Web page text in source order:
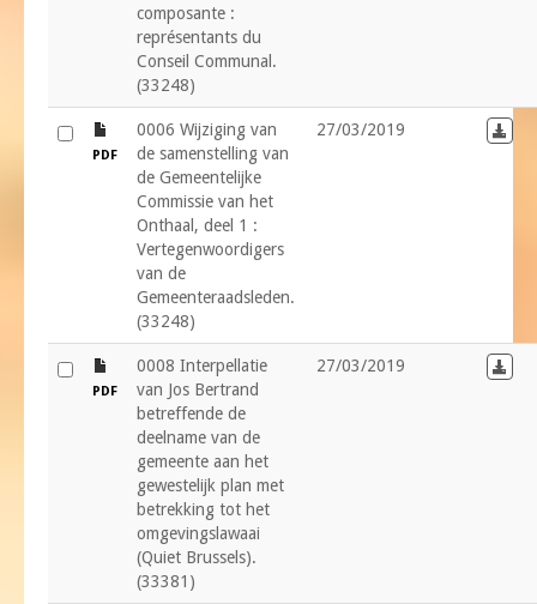
composante :
représentants du
Conseil Communal.
(33248)
PDF
0006 Wijziging van
de samenstelling van
de Gemeentelijke
Commissie van het
Onthaal, deel 1 :
Vertegenwoordigers
van de
Gemeenteraadsleden.
(33248)
27/03/2019
PDF
0008 Interpellatie
van Jos Bertrand
betreffende de
deelname van de
gemeente aan het
gewestelijk plan met
betrekking tot het
omgevingslawaai
(Quiet Brussels).
(33381)
27/03/2019